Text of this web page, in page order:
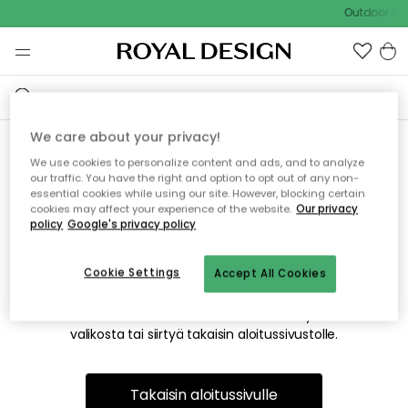
Outdoor
Emme valitettavasti löydä
etsimääsi sivua
Tämä voi johtua siitä, että sivua ei enää ole tai siitä, että se
on siirretty muualle. Pahoittelemme tästä mahdollisesti
valikosta tai siirtyä takaisin aloitussivustolle.
Takaisin aloitussivulle
We care about your privacy!
We use cookies to personalize content and ads, and to analyze
our traffic. You have the right and option to opt out of any non-
essential cookies while using our site. However, blocking certain
cookies may affect your experience of the website. Our privacy
policy Google's privacy policy
Accept All Cookies
Cookie Settings